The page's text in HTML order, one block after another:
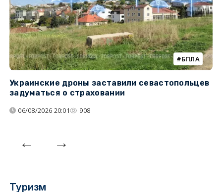
БПЛА
Украинские дроны заставили севастопольцев
задуматься о страховании
06/08/2026 20:01 908
Туризм